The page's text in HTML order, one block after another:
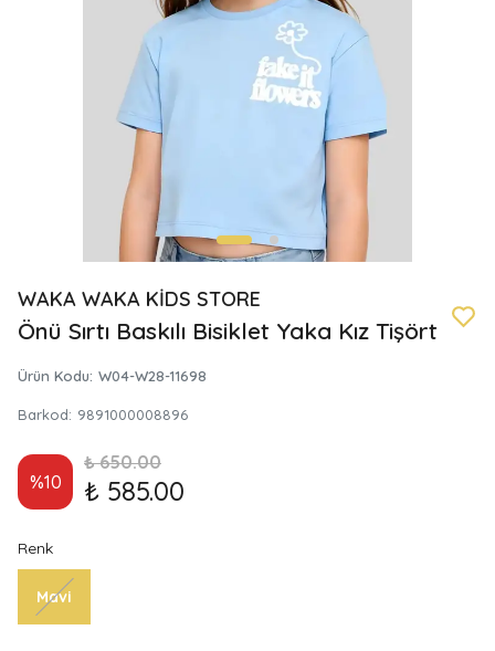
WAKA WAKA KİDS STORE
Önü Sırtı Baskılı Bisiklet Yaka Kız Tişört
Ürün Kodu: W04-W28-11698
Barkod: 9891000008896
%10
₺ 650.00
₺ 585.00
Renk
Mavi